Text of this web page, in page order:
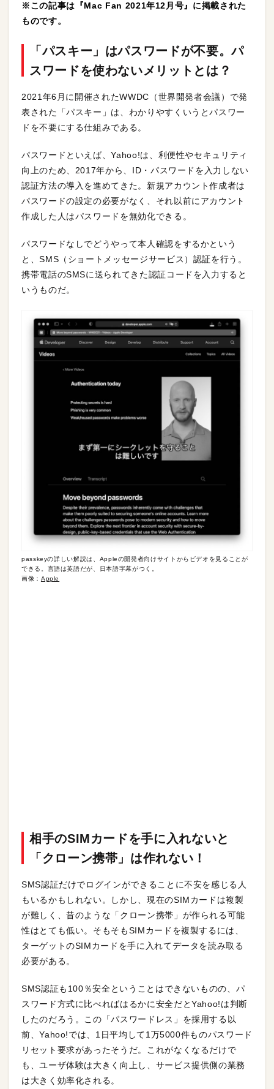
※この記事は『Mac Fan 2021年12月号』に掲載された
ものです。
「パスキー」はパスワードが不要。パ
スワードを使わないメリットとは？
2021年6月に開催されたWWDC（世界開発者会議）で発
表された「パスキー」は、わかりやすくいうとパスワー
ドを不要にする仕組みである。
パスワードといえば、Yahoo!は、利便性やセキュリティ
向上のため、2017年から、ID・パスワードを入力しない
認証方法の導入を進めてきた。新規アカウント作成者は
パスワードの設定の必要がなく、それ以前にアカウント
作成した人はパスワードを無効化できる。
パスワードなしでどうやって本人確認をするかという
と、SMS（ショートメッセージサービス）認証を行う。
携帯電話のSMSに送られてきた認証コードを入力すると
いうものだ。
passkeyの詳しい解説は、Appleの開発者向けサイトからビデオを見ることが
できる。言語は英語だが、日本語字幕がつく。
画像： Apple
相手のSIMカードを手に入れないと
「クローン携帯」は作れない！
SMS認証だけでログインができることに不安を感じる人
もいるかもしれない。しかし、現在のSIMカードは複製
が難しく、昔のような「クローン携帯」が作られる可能
性はとても低い。そもそもSIMカードを複製するには、
ターゲットのSIMカードを手に入れてデータを読み取る
必要がある。
SMS認証も100％安全ということはできないものの、パ
スワード方式に比べればはるかに安全だとYahoo!は判断
したのだろう。この「パスワードレス」を採用する以
前、Yahoo!では、1日平均して1万5000件ものパスワード
リセット要求があったそうだ。これがなくなるだけで
も、ユーザ体験は大きく向上し、サービス提供側の業務
は大きく効率化される。